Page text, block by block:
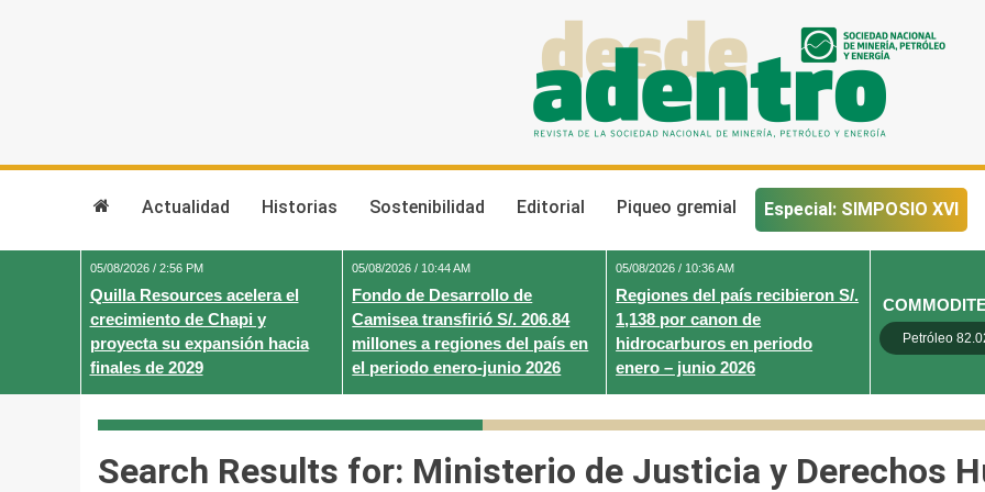
Actualidad Historias Sostenibilidad Editorial Piqueo gremial Especial: SIMPOSIO XVI
05/08/2026 / 2:56 PM
Quilla Resources acelera el
crecimiento de Chapi y
proyecta su expansión hacia
finales de 2029
05/08/2026 / 10:44 AM
Fondo de Desarrollo de
Camisea transfirió S/. 206.84
millones a regiones del país en
el periodo enero-junio 2026
05/08/2026 / 10:36 AM
Regiones del país recibieron S/.
1,138 por canon de
hidrocarburos en periodo
enero – junio 2026
Petróleo
Search Results for: Ministerio de Justicia y Derechos